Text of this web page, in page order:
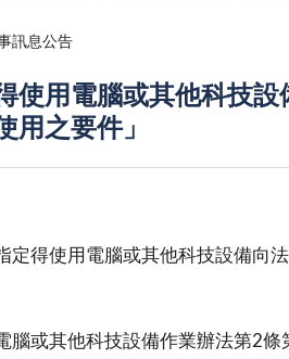
訊息公告
使用電腦或其他科技
用之要件」
使用電腦或其他科技設備向法
其他科技設備作業辦法第2條